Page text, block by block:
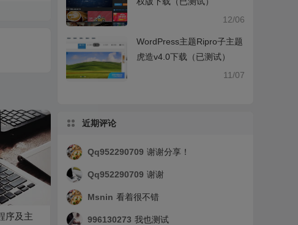
序及主
12/06
WordPress主题Ripro子主题
虎造v4.0下载（已测试）
11/07
近期评论
Qq952290709 谢谢分享！
Qq952290709 谢谢
Msnin 看着很不错
996130273 我也测试